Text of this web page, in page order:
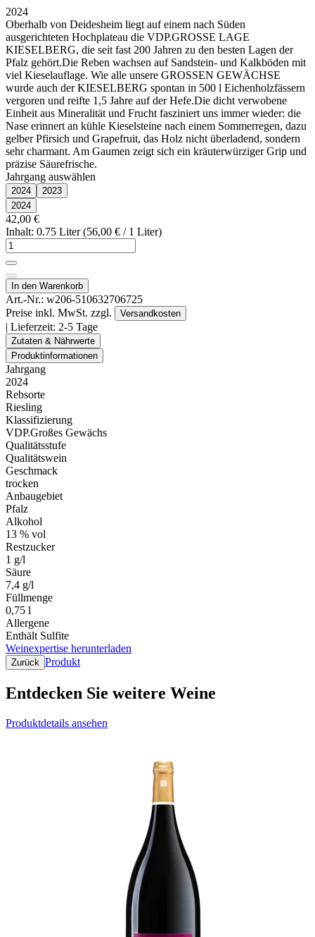
2024
Oberhalb von Deidesheim liegt auf einem nach Süden
ausgerichteten Hochplateau die VDP.GROSSE LAGE
KIESELBERG, die seit fast 200 Jahren zu den besten Lagen der
Pfalz gehört.Die Reben wachsen auf Sandstein- und Kalkböden mit
viel Kieselauflage. Wie alle unsere GROSSEN GEWÄCHSE
wurde auch der KIESELBERG spontan in 500 l Eichenholzfässern
vergoren und reifte 1,5 Jahre auf der Hefe.Die dicht verwobene
Einheit aus Mineralität und Frucht fasziniert uns immer wieder: die
Nase erinnert an kühle Kieselsteine nach einem Sommerregen, dazu
gelber Pfirsich und Grapefruit, das Holz nicht überladend, sondern
sehr charmant. Am Gaumen zeigt sich ein kräuterwürziger Grip und
präzise Säurefrische.
Jahrgang auswählen
2024
2023
2024
42,00 €
Inhalt: 0.75 Liter (56,00 € / 1 Liter)
In den Warenkorb
Art.-Nr.: w206-510632706725
Preise inkl. MwSt. zzgl.
Versandkosten
| Lieferzeit: 2-5 Tage
Zutaten & Nährwerte
Produktinformationen
Jahrgang
2024
Rebsorte
Riesling
Klassifizierung
VDP.Großes Gewächs
Qualitätsstufe
Qualitätswein
Geschmack
trocken
Anbaugebiet
Pfalz
Alkohol
13 % vol
Restzucker
1 g/l
Säure
7,4 g/l
Füllmenge
0,75 l
Allergene
Enthält Sulfite
Weinexpertise herunterladen
Zurück Produkt
Entdecken Sie weitere Weine
Produktdetails ansehen